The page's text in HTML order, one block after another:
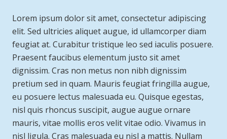
Lorem ipsum dolor sit amet, consectetur adipiscing
elit. Sed ultricies aliquet augue, id ullamcorper diam
feugiat at. Curabitur tristique leo sed iaculis posuere.
Praesent faucibus elementum justo sit amet
dignissim. Cras non metus non nibh dignissim
pretium sed in quam. Mauris feugiat fringilla augue,
eu posuere lectus malesuada eu. Quisque egestas,
nisl quis rhoncus suscipit, augue augue ornare
mauris, vitae mollis eros velit vitae odio. Vivamus in
nisl ligula. Cras malesuada eu nisl a mattis. Nullam